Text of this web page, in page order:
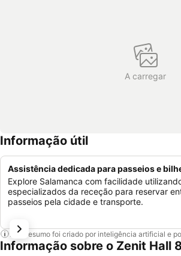
A carregar
Informação útil
Assistência dedicada para passeios e
Explore Salamanca com facilidade
especializados da receção para reservar
passeios pela cidade e transporte.
Este resumo foi criado por inteligência artificial e
Informação sobre o Zenit Hall